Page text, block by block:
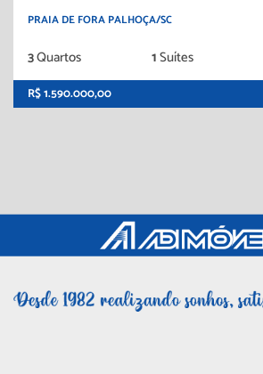
PRAIA DE FORA PALHOÇA/SC
3Quartos 1Suítes
R$ 1.590.000,00